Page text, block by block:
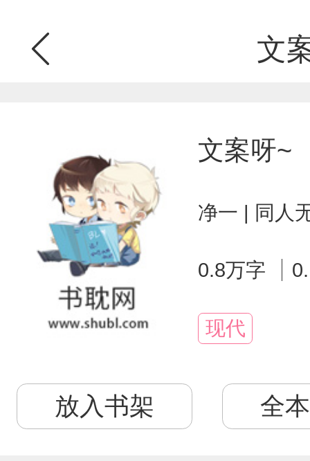
文
文案呀~
净一 | 同人
0.8万字
现代
放入书架 全